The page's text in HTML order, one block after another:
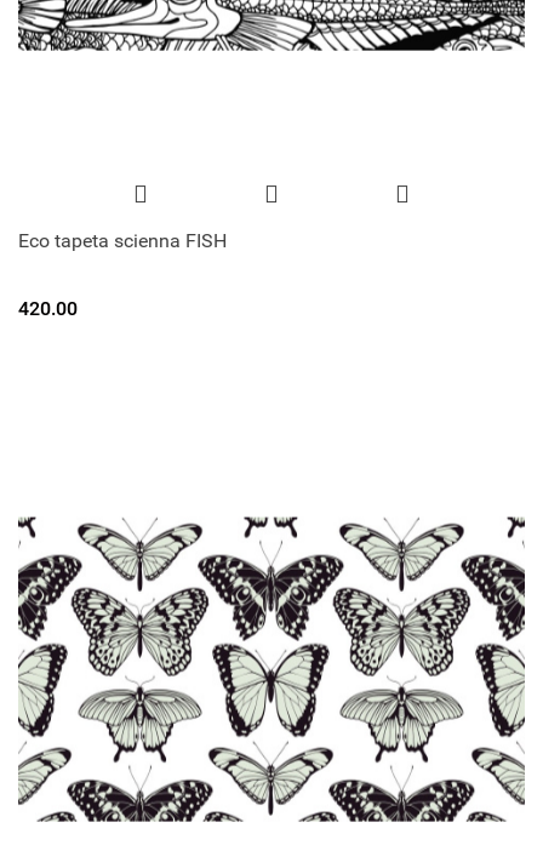
Eco tapeta scienna FISH
420.00